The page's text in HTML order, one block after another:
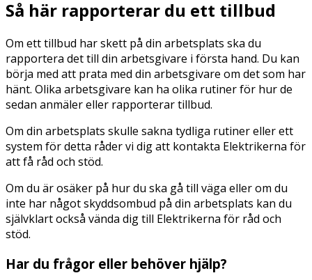
Så här rapporterar du ett tillbud
Om ett tillbud har skett på din arbetsplats ska du
rapportera det till din arbetsgivare i första hand. Du kan
börja med att prata med din arbetsgivare om det som har
hänt. Olika arbetsgivare kan ha olika rutiner för hur de
sedan anmäler eller rapporterar tillbud.
Om din arbetsplats skulle sakna tydliga rutiner eller ett
system för detta råder vi dig att kontakta Elektrikerna för
att få råd och stöd.
Om du är osäker på hur du ska gå till väga eller om du
inte har något skyddsombud på din arbetsplats kan du
självklart också vända dig till Elektrikerna för råd och
stöd.
Har du frågor eller behöver hjälp?